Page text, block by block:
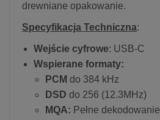
drewniane opakowanie.
Specyfikacja Techniczna:
Wejście cyfrowe: USB-C
Wspierane formaty:
PCM do 384 kHz
DSD do 256 (12.3MHz)
MQA: Pełne dekodowanie